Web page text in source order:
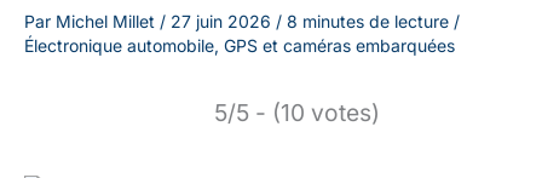
Par Michel Millet / 27 juin 2026 / 8 minutes de lecture /
Électronique automobile, GPS et caméras embarquées
5/5 - (10 votes)